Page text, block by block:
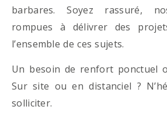
barbares. Soyez rassuré,
rompues à délivrer des
l’ensemble de ces sujets.
Un besoin de renfort ponctuel
Sur site ou en distanciel ?
solliciter.